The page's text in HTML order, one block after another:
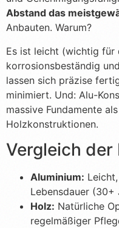
Abstand das
Anbauten. Warum?
Es ist leicht (wichtig für
korrosionsbeständig
lassen sich präzise
minimiert. Und: Alu-
massive Fundamente
Holzkonstruktionen.
Vergleich der
Aluminium:
Lebensdauer
Holz: Natürliche
regelmäßiger